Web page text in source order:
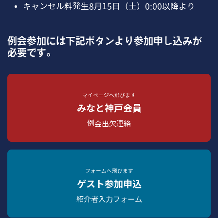
キャンセル料発⽣8⽉15⽇（⼟）0:00以降より
例会参加には下記ボタンより参加申し込みが
必要です。
マイページへ飛びます
みなと神戸会員
例会出欠連絡
フォームへ飛びます
ゲスト参加申込
紹介者入力フォーム